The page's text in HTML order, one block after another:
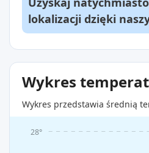
lokalizacji dzięki
Wykres
Wykres przedstawia średnią
28°